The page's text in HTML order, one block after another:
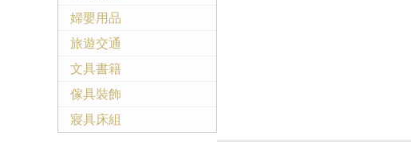
婦嬰用品
旅遊交通
文具書籍
傢具裝飾
寢具床組